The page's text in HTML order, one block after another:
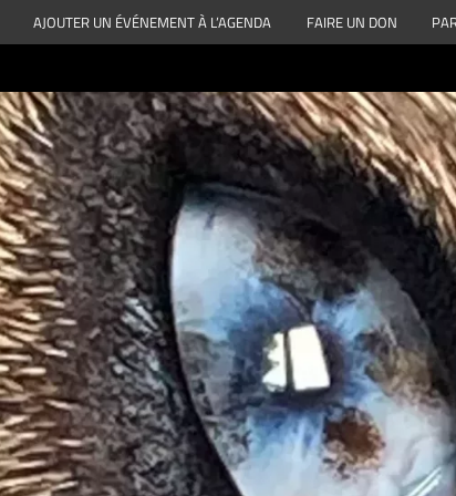
AJOUTER UN ÉVÉNEMENT À L’AGENDA FAIRE UN DON